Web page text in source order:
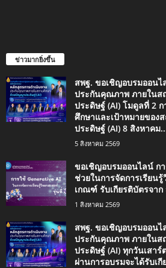
ข่าวมากยิ่งขึ้น
สพฐ. ขอเชิญอบรมออน
ประกันคุณภาพ ภายใน
ประดิษฐ์ (AI) โมดูลที่ 2
ศึกษาและเป้าหมายขอ
ประดิษฐ์ (AI) 8 สิงหาคม
5 สิงหาคม 2569
ขอเชิญอบรมออนไลน์ ก
ช่วยในการจัดการเรียน
เกณฑ์ รับเกียรติบัตรจา
1 สิงหาคม 2569
สพฐ. ขอเชิญอบรมออน
ประกันคุณภาพ ภายใน
ประดิษฐ์ (AI) ทุกวันเสา
ผ่านการอบรมจะได้รับเ